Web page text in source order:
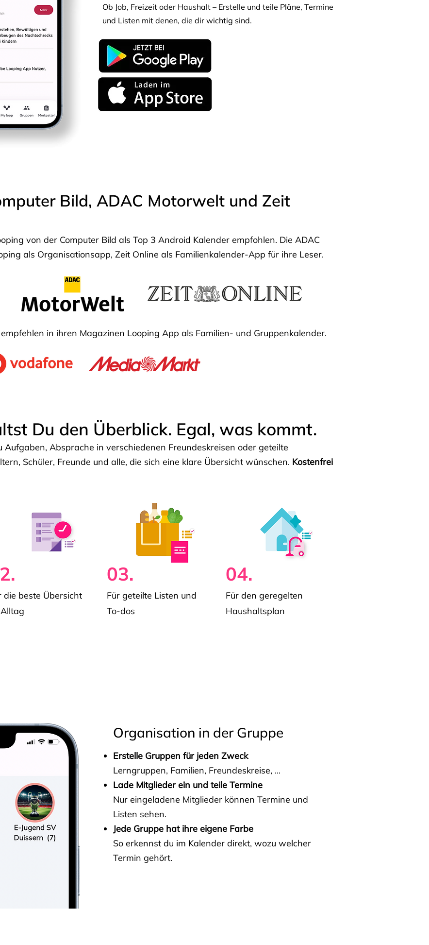
Ob Job, Freizeit oder Haushalt – Erstelle und teile Pläne, Termine
und Listen mit denen, die dir wichtig sind.
Bild, ADAC Motorwelt und Zeit
von der Computer Bild als Top 3 Android Kalender empfohlen. Die ADAC
als Organisationsapp, Zeit Online als Familienkalender-App für ihre Leser.
in ihren Magazinen Looping App als Familien- und Gruppenkalender.
Du den Überblick. Egal, was kommt.
Absprache in verschiedenen Freundeskreisen oder geteilte
Schüler, Freunde und alle, die sich eine klare Übersicht wünschen. Kostenfrei
die beste Übersicht
03.
Für geteilte Listen und
To-dos
04.
Für den geregelten
Haushaltsplan
Organisation in der Gruppe
Erstelle Gruppen für jeden Zweck
Lerngruppen, Familien, Freundeskreise, ...
Lade Mitglieder ein und teile Termine
Nur eingeladene Mitglieder können Termine und
Listen sehen.
Jede Gruppe hat ihre eigene Farbe
So erkennst du im Kalender direkt, wozu welcher
Termin gehört.